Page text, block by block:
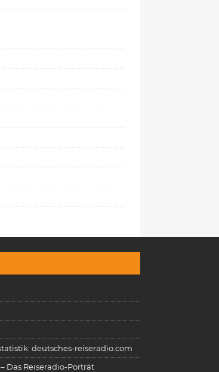
deutsches-reiseradio.com
Das Reiseradio-Porträt